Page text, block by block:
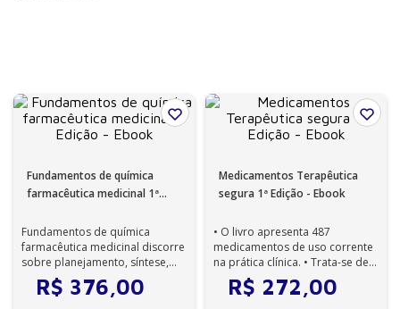
Fundamentos de química
farmacêutica medicinal 1ª
Fundamentos de química
farmacêutica medicinal discorre
sobre planejamento, síntese,
desenvolvimento e ação de
fármacos. ...
R$ 376,00
Medicamentos Terapêutica
segura 1ª Edição - Ebook
• O livro apresenta 487
medicamentos de uso corrente
na prática clínica. • Trata-se de
um manual de formato prático,
pa...R$ 272,00